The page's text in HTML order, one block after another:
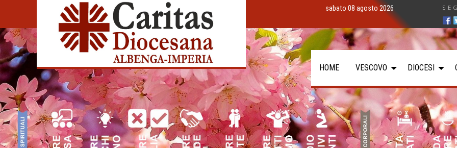
i
p
t
o
c
o
n
t
e
n
sabato 08 agosto 2026
HOME VESCOVO DIOCESI